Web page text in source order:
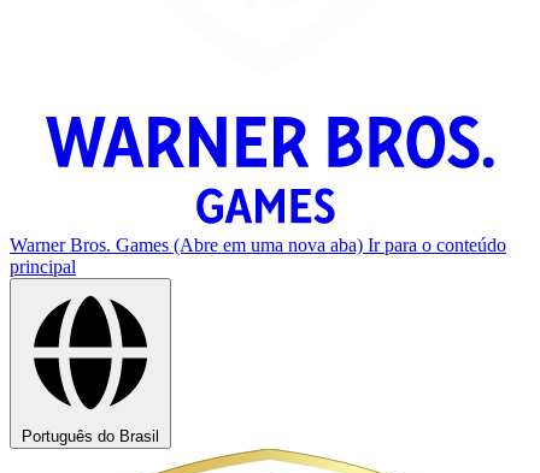
Warner Bros. Games (Abre em uma nova aba) Ir para o conteúdo
principal
Português do Brasil